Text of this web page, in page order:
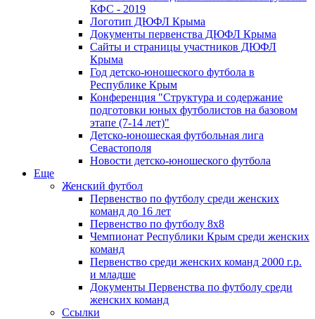
КФС - 2019
Логотип ДЮФЛ Крыма
Документы первенства ДЮФЛ Крыма
Сайты и страницы участников ДЮФЛ
Крыма
Год детско-юношеского футбола в
Республике Крым
Конференция "Структура и содержание
подготовки юных футболистов на базовом
этапе (7-14 лет)"
Детско-юношеская футбольная лига
Севастополя
Новости детско-юношеского футбола
Еще
Женский футбол
Первенство по футболу среди женских
команд до 16 лет
Первенство по футболу 8х8
Чемпионат Республики Крым среди женских
команд
Первенство среди женских команд 2000 г.р.
и младше
Документы Первенства по футболу среди
женских команд
Ссылки